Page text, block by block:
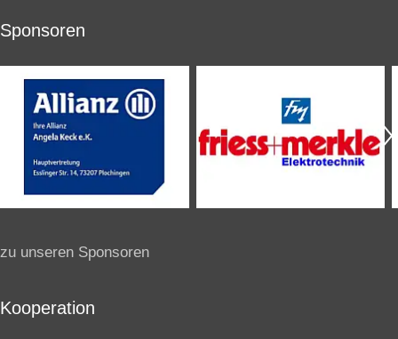
Sponsoren
zu unseren Sponsoren
Kooperation